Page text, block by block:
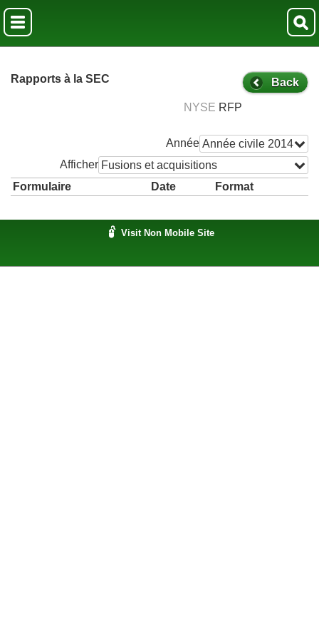
Rapports à la SEC Back
NYSE RFP
Année Année civile 2014
Afficher Fusions et acquisitions
Formulaire
Date Format
Visit Non Mobile Site